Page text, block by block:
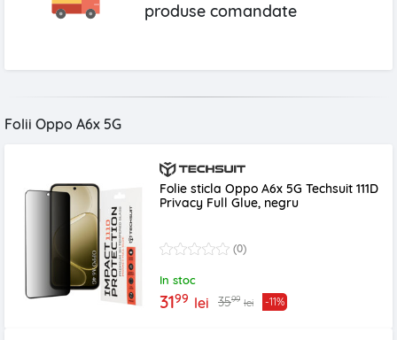
produsecomandate
Folii Oppo A6x 5G
Folie sticla Oppo A6x 5G Techsuit 111D
Privacy Full Glue, negru
(0)
In stoc
3199 lei 3599 lei -11%